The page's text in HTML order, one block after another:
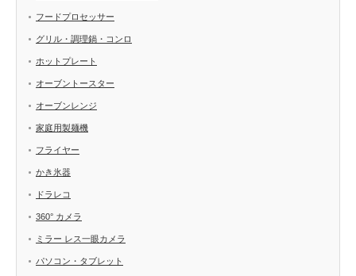
フードプロセッサー
グリル・調理鍋・コンロ
ホットプレート
オーブントースター
オーブンレンジ
家庭用製麺機
フライヤー
かき氷器
ドラレコ
360° カメラ
ミラー レス一眼カメラ
パソコン・タブレット